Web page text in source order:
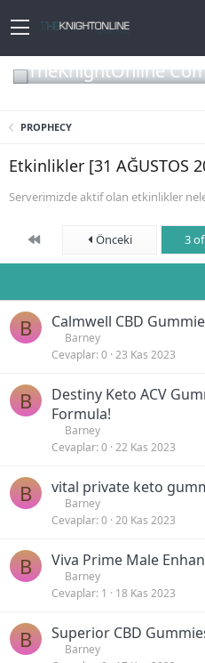
TheKnightOnline
PROPHECY
Etkinlikler [31 AĞUSTOS
Serverimizde aktif olan etkinlikler
First Önceki 3
B Calmwell CBD
Barney
Cevaplar 0 23 Kas 2023
B
Destiny Keto ACV
Formula!
Barney
Cevaplar 0 22 Kas 2023
B vital private keto
Barney
Cevaplar 0 20 Kas 2023
B Viva Prime Male
Barney
Cevaplar 1 18 Kas 2023
B Superior CBD
Barney